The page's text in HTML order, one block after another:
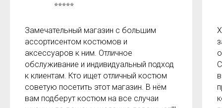
⭐⭐⭐⭐⭐
Замечательный магазин с большим
ассортисентом костюмов и
аксессуаров к ним. Отличное
обслуживание и индивидуальный подход
к клиентам. Кто ищет отличный костюм
советую посетить этот магазин. В нём
вам подберут костюм на все случаи